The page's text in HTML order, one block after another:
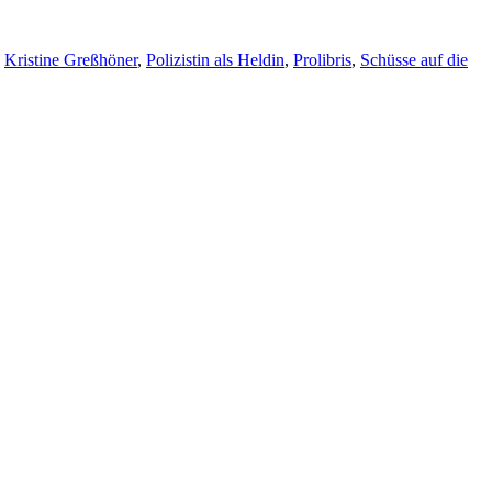
Kristine Greßhöner, Polizistin als Heldin, Prolibris, Schüsse auf die